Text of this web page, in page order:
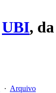
UBI,
· Arquivo